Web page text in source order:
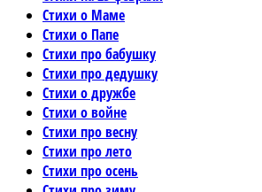
Стихи о Маме
Стихи о Папе
Стихи про бабушку
Стихи про дедушку
Стихи о дружбе
Стихи о войне
Стихи про весну
Стихи про лето
Стихи про осень